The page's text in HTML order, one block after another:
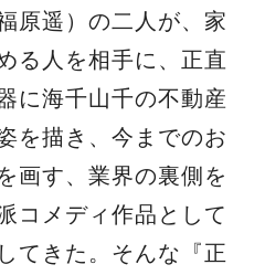
原遥）の二人が、家
る人を相手に、正直
に海千山千の不動産
を描き、今までのお
画す、業界の裏側を
コメディ作品として
てきた。そんな『正